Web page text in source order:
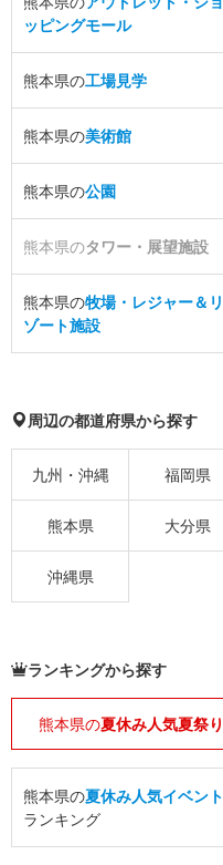
ッピングモール
熊本県の工場見学
熊本県の美術館
熊本県の公園
熊本県のタワー・展望施設
熊本県の牧場・レジャー＆リ
ゾート施設
周辺の都道府県から探す
九州・沖縄 福岡県
熊本県 大分県
沖縄県
ランキングから探す
熊本県の夏休み人気夏祭り
熊本県の夏休み人気イベント
ランキング